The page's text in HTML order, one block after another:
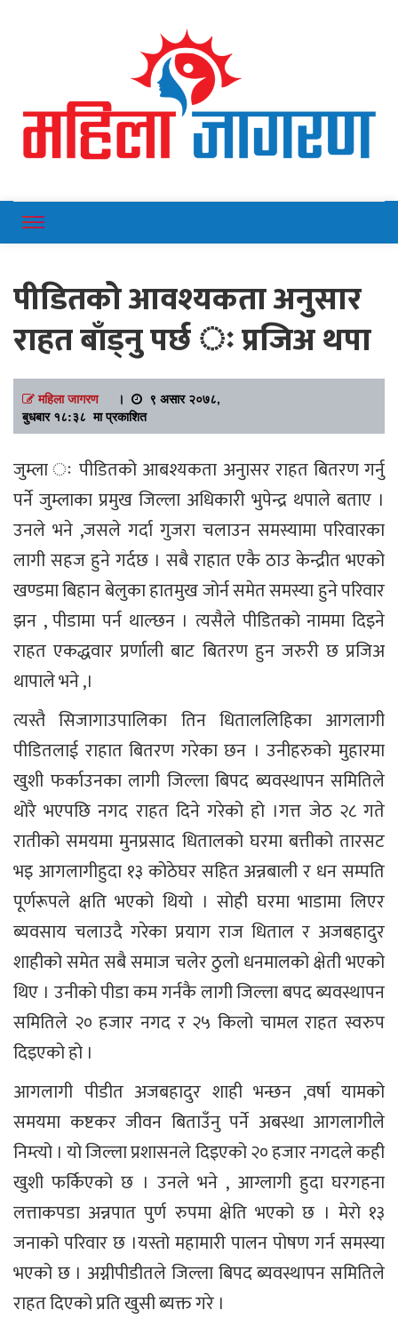
Mahilajagaran
पीडितको आवश्यकता अनुसार
राहत बाँड्नु पर्छ ः प्रजिअ थपा
महिला जागरण।
९ असार २०७८,
बुधबार १८:३८ मा प्रकाशित
जुम्ला ः पीडितको आबश्यकता अनुासर राहत बितरण गर्नु
पर्ने जुम्लाका प्रमुख जिल्ला अधिकारी भुपेन्द्र थपाले बताए ।
उनले भने ,जसले गर्दा गुजरा चलाउन समस्यामा परिवारका
लागी सहज हुने गर्दछ । सबै राहात एकै ठाउ केन्द्रीत भएको
खण्डमा बिहान बेलुका हातमुख जोर्न समेत समस्या हुने परिवार
झन , पीडामा पर्न थाल्छन । त्यसैले पीडितको नाममा दिइने
राहत एकद्धवार प्रर्णाली बाट बितरण हुन जरुरी छ प्रजिअ
थापाले भने ,।
त्यस्तै सिजागाउपालिका तिन धिताललिहिका आगलागी
पीडितलाई राहात बितरण गरेका छन । उनीहरुको मुहारमा
खुशी फर्काउनका लागी जिल्ला बिपद ब्यवस्थापन समितिले
थोरै भएपछि नगद राहत दिने गरेको हो ।गत्त जेठ २८ गते
रातीको समयमा मुनप्रसाद धितालको घरमा बत्तीको तारसट
भइ आगलागीहुदा १३ कोठेघर सहित अन्नबाली र धन सम्पति
पूर्णरूपले क्षति भएको थियो । सोही घरमा भाडामा लिएर
ब्यवसाय चलाउदै गरेका प्रयाग राज धिताल र अजबहादुर
शाहीको समेत सबै समाज चलेर ठुलो धनमालको क्षेती भएको
थिए । उनीको पीडा कम गर्नकै लागी जिल्ला बपद ब्यवस्थापन
समितिले २० हजार नगद र २५ किलो चामल राहत स्वरुप
दिइएको हो ।
आगलागी पीडीत अजबहादुर शाही भन्छन ,वर्षा यामको
समयमा कष्टकर जीवन बिताउँनु पर्ने अबस्था आगलागीले
निम्त्यो । यो जिल्ला प्रशासनले दिइएको २० हजार नगदले कही
खुशी फर्किएको छ । उनले भने , आग्लागी हुदा घरगहना
लत्ताकपडा अन्नपात पुर्ण रुपमा क्षेति भएको छ । मेरो १३
जनाको परिवार छ ।यस्तो महामारी पालन पोषण गर्न समस्या
भएको छ । अग्नीपीडीतले जिल्ला बिपद ब्यवस्थापन समितिले
राहत दिएको प्रति खुसी ब्यक्त गरे ।